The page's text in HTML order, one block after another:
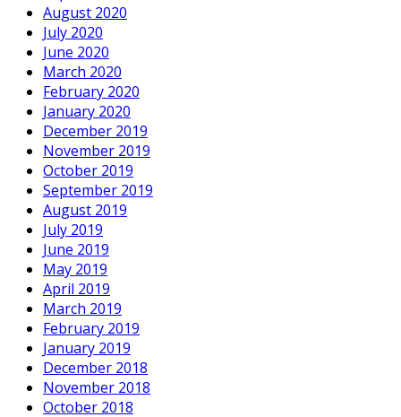
August 2020
July 2020
June 2020
March 2020
February 2020
January 2020
December 2019
November 2019
October 2019
September 2019
August 2019
July 2019
June 2019
May 2019
April 2019
March 2019
February 2019
January 2019
December 2018
November 2018
October 2018